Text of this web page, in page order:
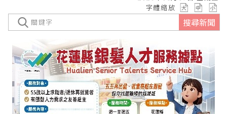
字體縮放
搜尋新聞